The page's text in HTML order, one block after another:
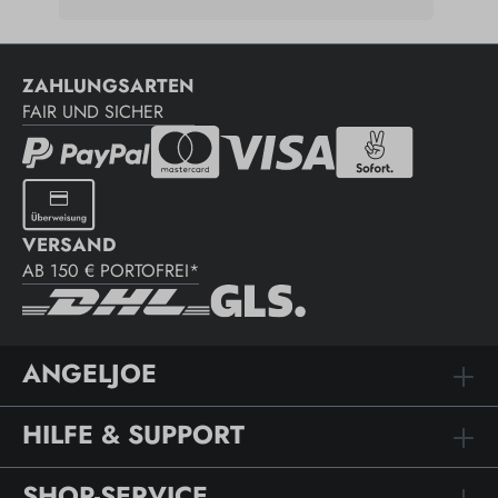
ZAHLUNGSARTEN
FAIR UND SICHER
VERSAND
AB 150 € PORTOFREI*
ANGELJOE
HILFE & SUPPORT